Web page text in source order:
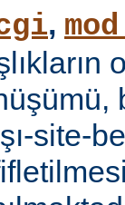
,
site-